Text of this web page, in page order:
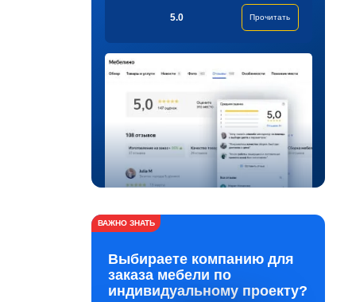
5.0 Прочитать
ВАЖНО ЗНАТЬ
Выбираете компанию для
заказа мебели по
индивидуальному проекту?